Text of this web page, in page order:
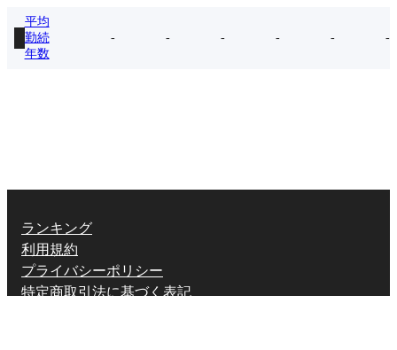
平均
勤続
年数
- - - - - -
ランキング
利用規約
プライバシーポリシー
特定商取引法に基づく表記